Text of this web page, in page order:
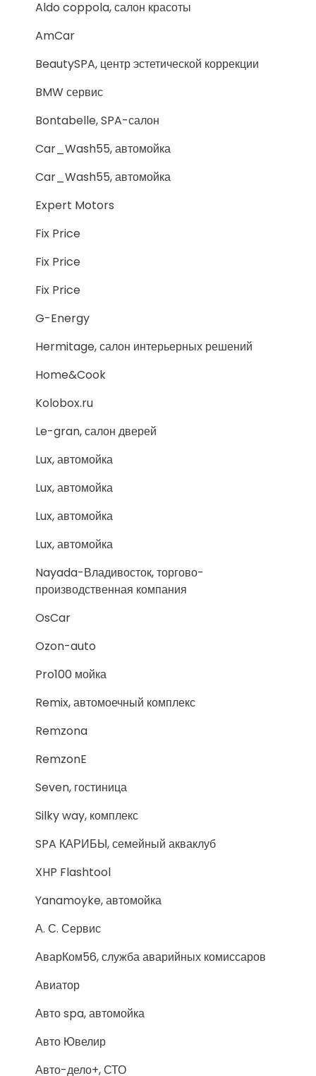
Aldo coppola, салон красоты
AmCar
BeautySPA, центр эстетической коррекции
BMW сервис
Bontabelle, SPA-салон
Car_Wash55, автомойка
Car_Wash55, автомойка
Expert Motors
Fix Price
Fix Price
Fix Price
G-Energy
Hermitage, салон интерьерных решений
Home&Cook
Kolobox.ru
Le-gran, салон дверей
Lux, автомойка
Lux, автомойка
Lux, автомойка
Lux, автомойка
Nayada-Владивосток, торгово-
производственная компания
OsCar
Ozon-auto
Pro100 мойка
Remix, автомоечный комплекс
Remzona
RemzonE
Seven, гостиница
Silky way, комплекс
SPA КАРИБЫ, семейный акваклуб
XHP Flashtool
Yanamoyke, автомойка
А. С. Сервис
АварКом56, служба аварийных комиссаров
Авиатор
Авто spa, автомойка
Авто Ювелир
Авто-дело+, СТО